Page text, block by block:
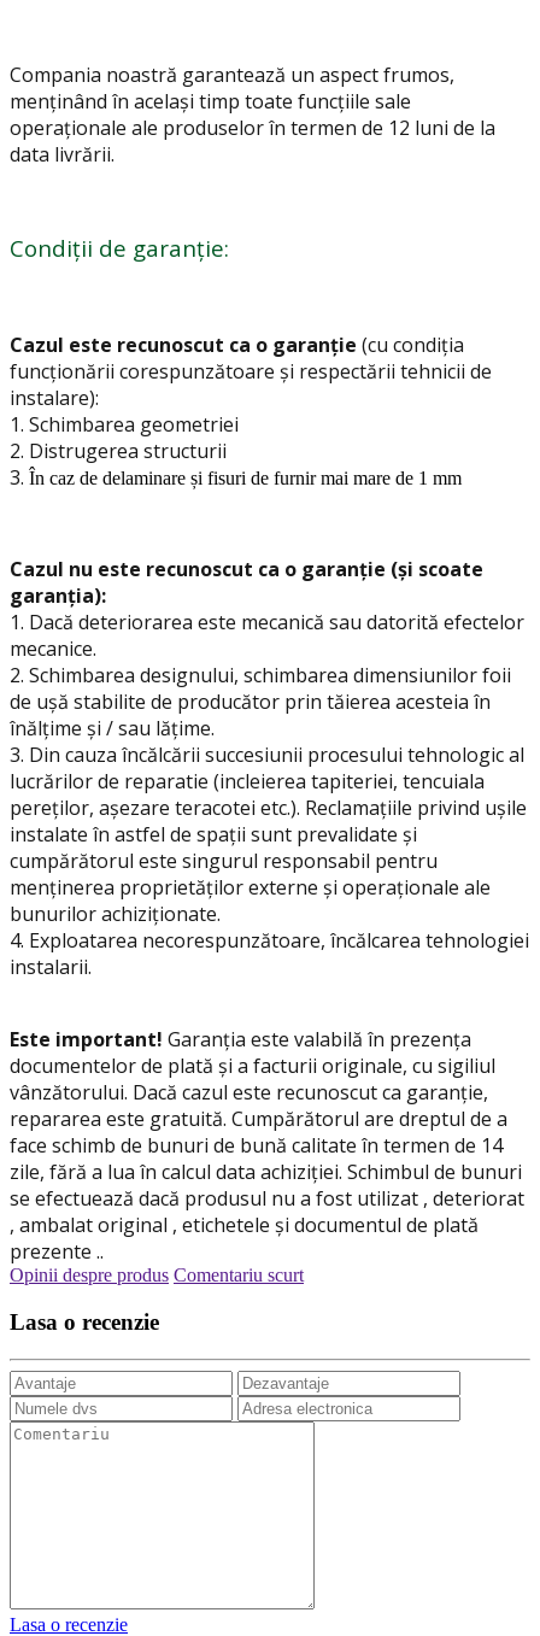
Compania noastră garantează un aspect frumos,
menținând în același timp toate funcțiile sale
operaționale ale produselor în termen de 12 luni de la
data livrării.
Condiții de garanție:
Cazul este recunoscut ca o garanție (cu condiția
funcționării corespunzătoare și respectării tehnicii de
instalare):
1. Schimbarea geometriei
2. Distrugerea structurii
3. În caz de delaminare și fisuri de furnir mai mare de 1 mm
Cazul nu este recunoscut ca o garanție (și scoate
garanția):
1. Dacă deteriorarea este mecanică sau datorită efectelor
mecanice.
2. Schimbarea designului, schimbarea dimensiunilor foii
de ușă stabilite de producător prin tăierea acesteia în
înălțime și / sau lățime.
3. Din cauza încălcării succesiunii procesului tehnologic al
lucrărilor de reparatie (incleierea tapiteriei, tencuiala
pereților, așezare teracotei etc.). Reclamațiile privind ușile
instalate în astfel de spații sunt prevalidate și
cumpărătorul este singurul responsabil pentru
menținerea proprietăților externe și operaționale ale
bunurilor achiziționate.
4. Exploatarea necorespunzătoare, încălcarea tehnologiei
instalarii.
Este important! Garanția este valabilă în prezența
documentelor de plată și a facturii originale, cu sigiliul
vânzătorului. Dacă cazul este recunoscut ca garanție,
repararea este gratuită. Cumpărătorul are dreptul de a
face schimb de bunuri de bună calitate în termen de 14
zile, fără a lua în calcul data achiziției. Schimbul de bunuri
se efectuează dacă produsul nu a fost utilizat , deteriorat
, ambalat original , etichetele și documentul de plată
prezente ..
Opinii despre produs Comentariu scurt
Lasa o recenzie
Lasa o recenzie